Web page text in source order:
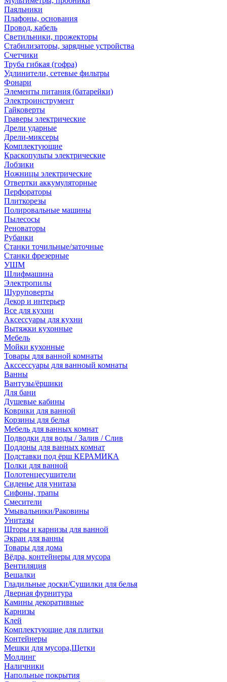
Паяльники
Плафоны, основания
Провод, кабель
Светильники, прожекторы
Стабилизаторы, зарядные устройства
Счетчики
Труба гибкая (гофра)
Удлинители, сетевые фильтры
Фонари
Элементы питания (батарейки)
Электроинструмент
Гайковерты
Граверы электрические
Дрели ударные
Дрели-миксеры
Комплектующие
Краскопульты электрические
Лобзики
Ножницы электрические
Отвертки аккумуляторные
Перфораторы
Плиткорезы
Полировальные машины
Пылесосы
Реноваторы
Рубанки
Станки точильные/заточные
Станки фрезерные
УШМ
Шлифмашина
Электропилы
Шуруповерты
Декор и интерьер
Все для кухни
Аксессуары для кухни
Вытяжки кухонные
Мебель
Мойки кухонные
Товары для ванной комнаты
Акссессуары для ванноый комнаты
Ванны
Вантузы/ёршики
Для бани
Душевые кабины
Коврики для ванной
Корзины для белья
Мебель для ванных комнат
Подводки для воды / Залив / Слив
Поддоны для ванных комнат
Подставки под ёрш КЕРАМИКА
Полки для ванной
Полотенцесушители
Сиденье для унитаза
Сифоны, трапы
Смесители
Умывальники/Раковины
Унитазы
Шторы и карнизы для ванной
Экран для ванны
Товары для дома
Вёдра, контейнеры для мусора
Вентиляция
Вешалки
Гладильные доски/Сушилки для белья
Дверная фурнитура
Камины декоративные
Карнизы
Клей
Комплектующие для плитки
Контейнеры
Мешки для мусора,Щетки
Молдинг
Наличники
Напольные покрытия